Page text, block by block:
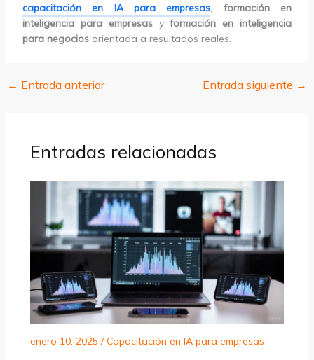
capacitación en IA para empresas, formación en
inteligencia para empresasyformación en inteligencia
para negociosorientada a resultados reales.
← Entrada anterior Entrada siguiente →
Entradas relacionadas
enero 10, 2025 /Capacitación en IA para empresas